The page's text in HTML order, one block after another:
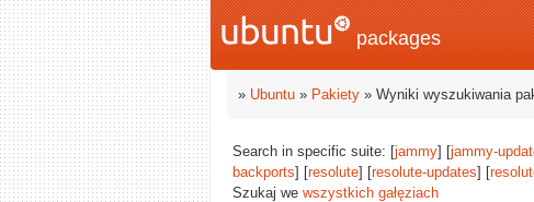
packages
» Ubuntu » Pakiety » Wyniki wyszukiwania
Search in specific suite: [jammy] [jammy-
backports] [resolute] [resolute-updates] [
Szukaj we wszystkich gałęziach